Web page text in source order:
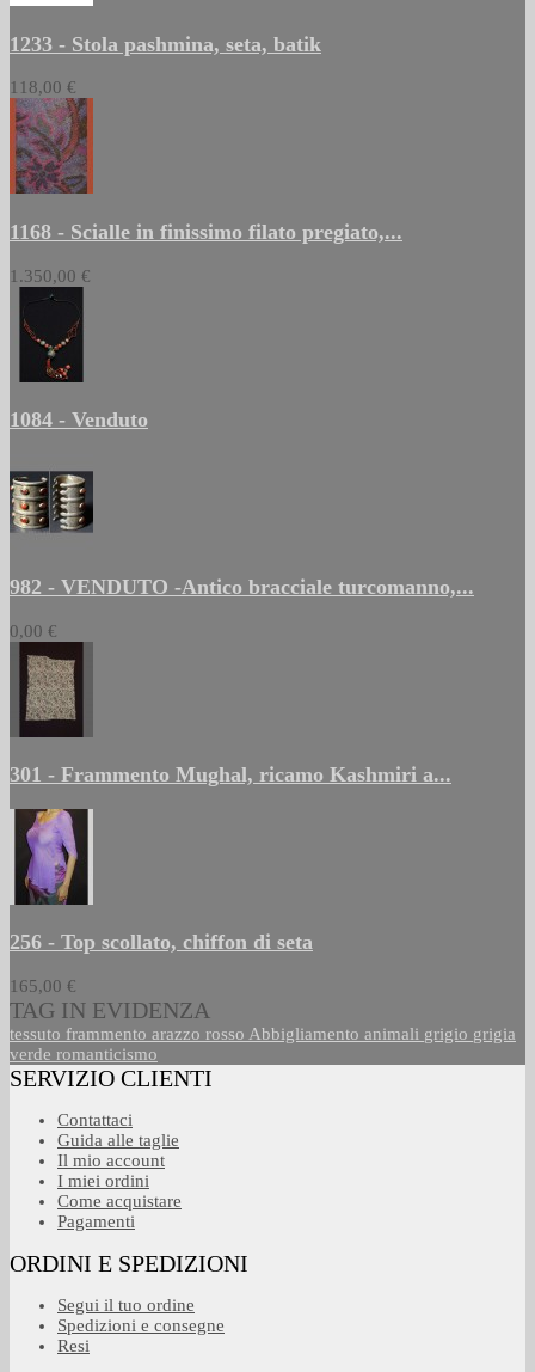
1233 - Stola pashmina, seta, batik
118,00 €
1168 - Scialle in finissimo filato pregiato,...
1.350,00 €
1084 - Venduto
982 - VENDUTO -Antico bracciale turcomanno,...
0,00 €
301 - Frammento Mughal, ricamo Kashmiri a...
256 - Top scollato, chiffon di seta
165,00 €
TAG IN EVIDENZA
tessuto frammento arazzo rosso Abbigliamento animali grigio grigia
verde romanticismo
SERVIZIO CLIENTI
Contattaci
Guida alle taglie
Il mio account
I miei ordini
Come acquistare
Pagamenti
ORDINI E SPEDIZIONI
Segui il tuo ordine
Spedizioni e consegne
Resi